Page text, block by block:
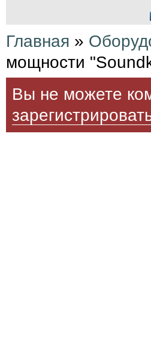
Главная »
мощности
Вы не можете